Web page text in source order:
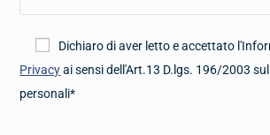
Dichiaro di aver letto e accettato
Privacyai sensi dell'Art.13 D.lgs. 196/2003
personali*